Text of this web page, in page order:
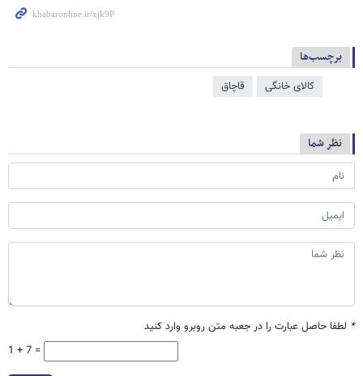
برچسب‌ها
کالای خانگی قاچاق
نظر شما
* لطفا حاصل عبارت را در جعبه متن روبرو وارد کنید
1 + 7 =